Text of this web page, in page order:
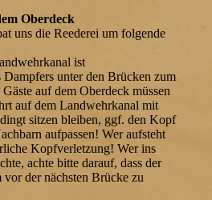
Oberdeck
uns die Reederei um folgende
ist
unter den Brücken zum
auf dem Oberdeck müssen
auf dem Landwehrkanal mit
sitzen bleiben, ggf. den Kopf
aufpassen! Wer aufsteht
Kopfverletzung! Wer ins
achte bitte darauf, dass der
vor der nächsten Brücke zu